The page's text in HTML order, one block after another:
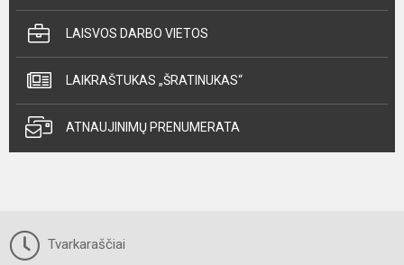
LAISVOS DARBO VIETOS
LAIKRAŠTUKAS „ŠRATINUKAS“
ATNAUJINIMŲ PRENUMERATA
Tvarkaraščiai